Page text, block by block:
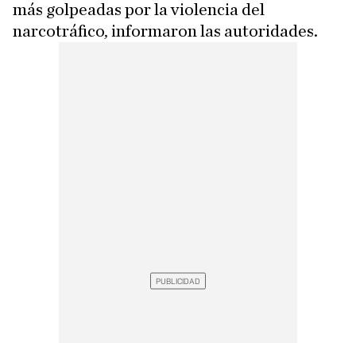
más golpeadas por la violencia del
narcotráfico, informaron las autoridades.